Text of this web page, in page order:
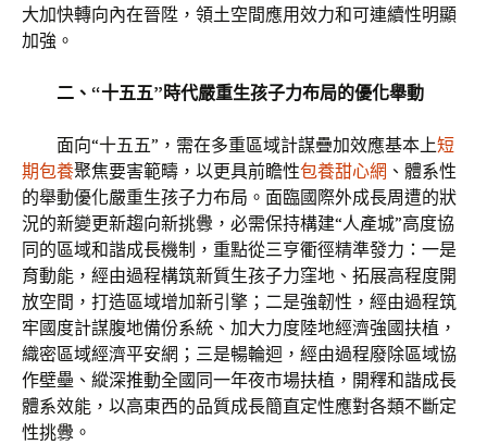
大加快轉向內在晉陞，領土空間應用效力和可連續性明顯
加強。
二、“十五五”時代嚴重生孩子力布局的優化舉動
面向“十五五”，需在多重區域計謀疊加效應基本上短
期包養聚焦要害範疇，以更具前瞻性包養甜心網 、體系性
的舉動優化嚴重生孩子力布局。面臨國際外成長周遭的狀
況的新變更新趨向新挑釁，必需保持構建“人產城”高度協
同的區域和諧成長機制，重點從三亨衢徑精準發力：一是
育動能，經由過程構筑新質生孩子力窪地、拓展高程度開
放空間，打造區域增加新引擎；二是強韌性，經由過程筑
牢國度計謀腹地備份系統、加大力度陸地經濟強國扶植，
織密區域經濟平安網；三是暢輪迴，經由過程廢除區域協
作壁壘、縱深推動全國同一年夜市場扶植，開釋和諧成長
體系效能，以高東西的品質成長簡直定性應對各類不斷定
性挑釁。